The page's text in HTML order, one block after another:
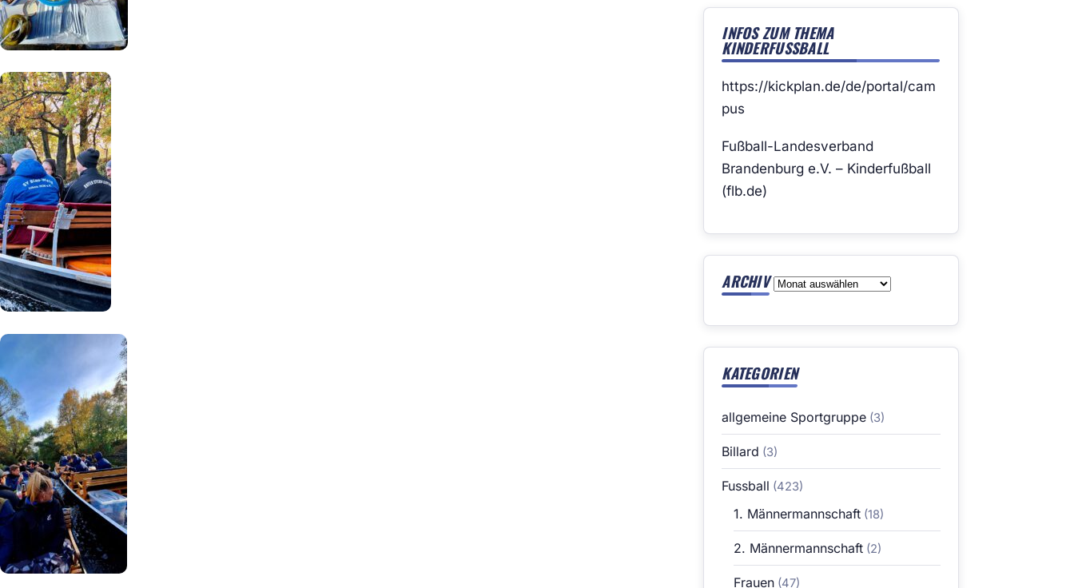
INFOS ZUM THEMA
KINDERFUSSBALL
https://kickplan.de/de/portal/cam
pus
Fußball-Landesverband
Brandenburg e.V. – Kinderfußball
(flb.de)
ARCHIV Archiv
KATEGORIEN
allgemeine Sportgruppe (3)
Billard (3)
Fussball (423)
1. Männermannschaft(18)
2. Männermannschaft(2)
Frauen(47)